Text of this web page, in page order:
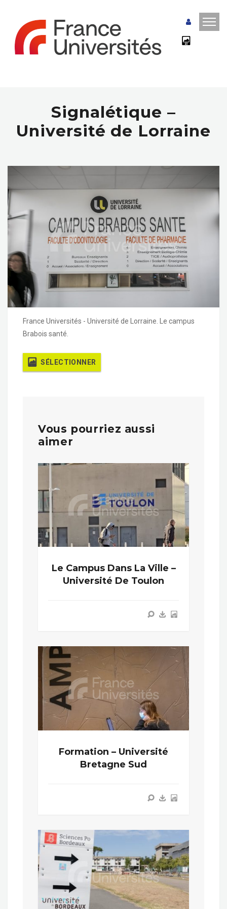
Signalétique –
Université de Lorraine
France Universités - Université de Lorraine. Le campus
Brabois santé.
SÉLECTIONNER
Vous pourriez aussi
aimer
Le Campus Dans La Ville –
Université De Toulon
Formation – Université
Bretagne Sud